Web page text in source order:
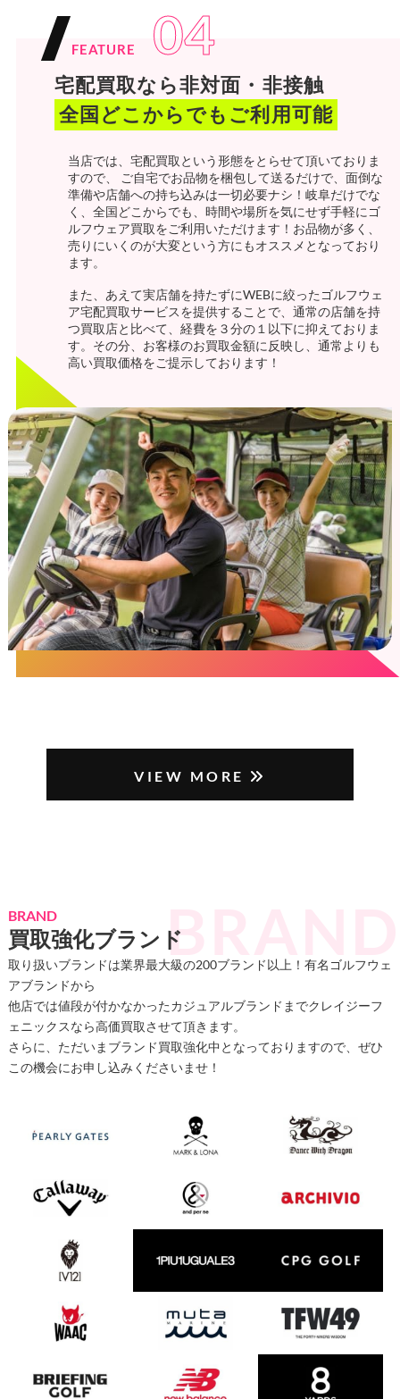
FEATURE 04
宅配買取なら非対面・非接触
全国どこからでもご利用可能
当店では、宅配買取という形態をとらせて頂いておりま
すので、 ご自宅でお品物を梱包して送るだけで、面倒な
準備や店舗への持ち込みは一切必要ナシ！岐阜だけでな
く、全国どこからでも、時間や場所を気にせず手軽にゴ
ルフウェア買取をご利用いただけます！お品物が多く、
売りにいくのが大変という方にもオススメとなっており
ます。
また、あえて実店舗を持たずにWEBに絞ったゴルフウェ
ア宅配買取サービスを提供することで、通常の店舗を持
つ買取店と比べて、経費を３分の１以下に抑えておりま
す。その分、お客様のお買取金額に反映し、通常よりも
高い買取価格をご提示しております！
VIEW MORE
BRAND
買取強化ブランド
取り扱いブランドは業界最大級の200ブランド以上！有名ゴルフウェ
アブランドから
他店では値段が付かなかったカジュアルブランドまでクレイジーフ
ェニックスなら高価買取させて頂きます。
さらに、ただいまブランド買取強化中となっておりますので、ぜひ
この機会にお申し込みくださいませ！